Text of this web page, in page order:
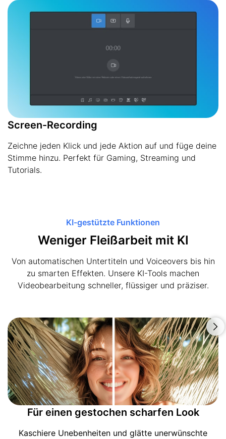
Screen-Recording
Zeichne jeden Klick und jede Aktion auf und füge deine
Stimme hinzu. Perfekt für Gaming, Streaming und
Tutorials.
KI-gestützte Funktionen
Weniger Fleißarbeit mit KI
Von automatischen Untertiteln und Voiceovers bis hin
zu smarten Effekten. Unsere KI-Tools machen
Videobearbeitung schneller, flüssiger und präziser.
Für einen gestochen scharfen Look
Kaschiere Unebenheiten und glätte unerwünschte